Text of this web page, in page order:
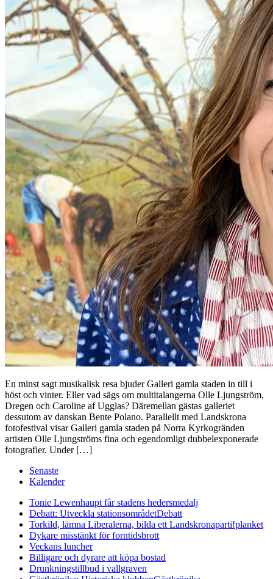
En minst sagt musikalisk resa bjuder Galleri gamla staden in till i
höst och vinter. Eller vad sägs om multitalangerna Olle Ljungström,
Dregen och Caroline af Ugglas? Däremellan gästas galleriet
dessutom av danskan Bente Polano. Parallellt med Landskrona
fotofestival visar Galleri gamla staden på Norra Kyrkogränden
artisten Olle Ljungströms fina och egendomligt dubbelexponerade
fotografier. Under […]
Senaste
Kalender
Tonie Lewenhaupt får stadens hedersmedalj
Debatt: Utveckla stationsområdetDebatt
Torkild, lämna Liberalerna, bilda ett Landskronaparti!planket
Dykare misstänkt för forntidsbrott
Veckans luncher
Billigare och dyrare att köpa bostad
Drunkningstillbud i vallgraven